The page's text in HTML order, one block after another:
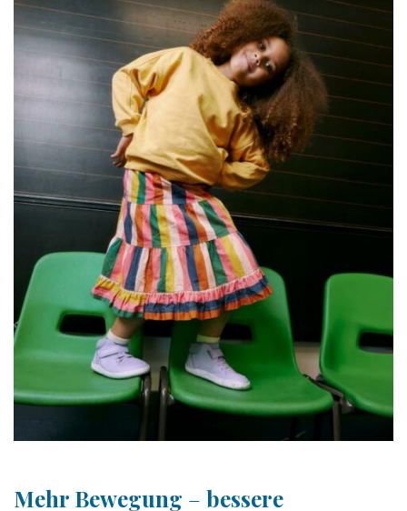
Mehr Bewegung – bessere